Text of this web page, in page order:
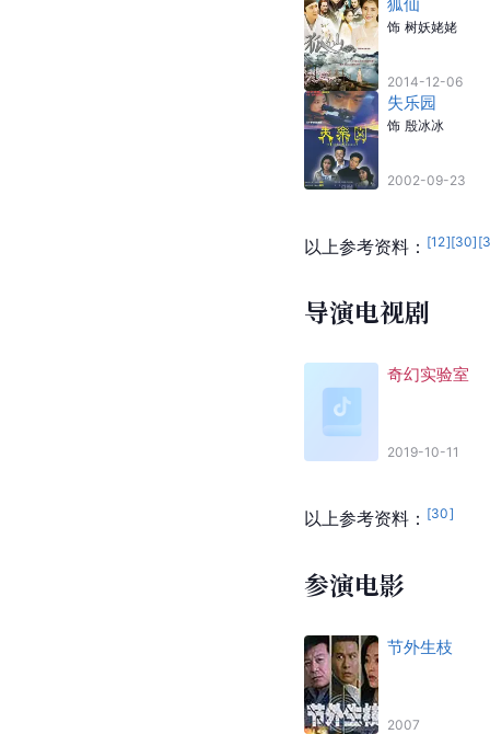
饰 树妖姥姥
2014-12-06
失乐园
饰 殷冰冰
2002-09-23
以上参考资料： [12][30] [
导演电视剧
奇幻实验室
2019-10-11
以上参考资料： [30]
参演电影
节外生枝
2007